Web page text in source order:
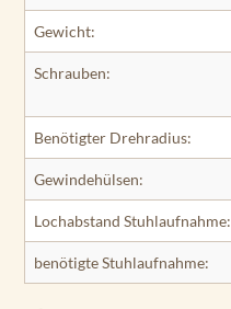
Gewicht:
Schrauben:
Benötigter Drehradius:
Gewindehülsen:
Lochabstand Stuhlaufnahme:
benötigte Stuhlaufnahme: